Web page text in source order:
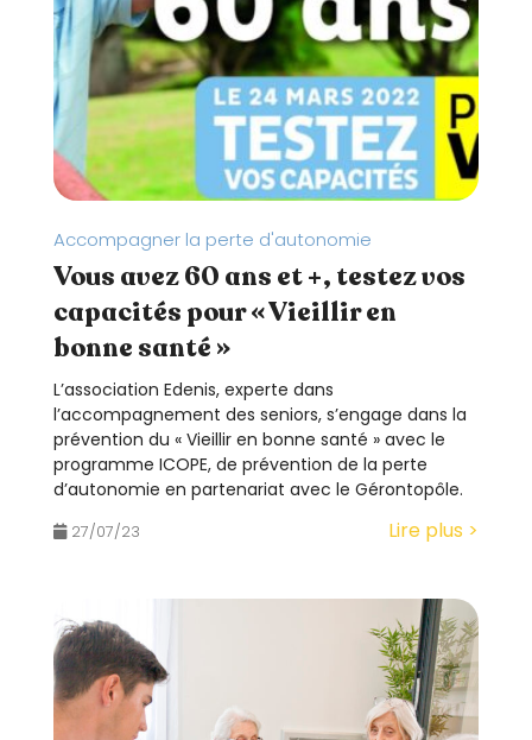
Accompagner la perte d'autonomie
Vous avez 60 ans et +, testez vos
capacités pour « Vieillir en
bonne santé »
L’association Edenis, experte dans
l’accompagnement des seniors, s’engage dans la
prévention du « Vieillir en bonne santé » avec le
programme ICOPE, de prévention de la perte
d’autonomie en partenariat avec le Gérontopôle.
27/07/23 Lire plus >